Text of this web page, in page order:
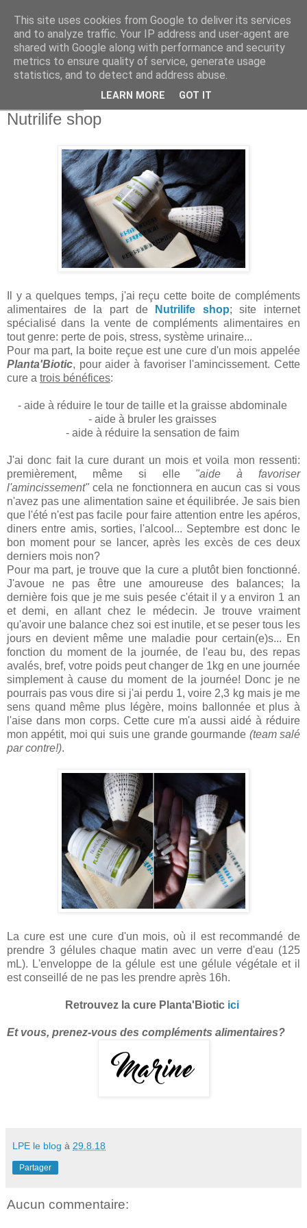
Nutrilife shop
Il y a quelques temps, j'ai reçu cette boite de compléments
alimentaires de la part de
Nutrilife shop; site internet
spécialisé dans la vente de compléments alimentaires en
tout genre: perte de pois, stress, système urinaire...
Pour ma part, la boite reçue est une cure d'un mois appelée
Planta'Biotic, pour aider à favoriser l'amincissement. Cette
cure a trois bénéfices:
- aide à réduire le tour de taille et la graisse abdominale
- aide à bruler les graisses
- aide à réduire la sensation de faim
J'ai donc fait la cure durant un mois et voila mon ressenti:
premièrement, même si elle "aide à favoriser
l'amincissement" cela ne fonctionnera en aucun cas si vous
n'avez pas une alimentation saine et équilibrée. Je sais bien
que l'été n'est pas facile pour faire attention entre les apéros,
diners entre amis, sorties, l'alcool... Septembre est donc le
bon moment pour se lancer, après les excès de ces deux
derniers mois non?
Pour ma part, je trouve que la cure a plutôt bien fonctionné.
J'avoue ne pas être une amoureuse des balances; la
dernière fois que je me suis pesée c'était il y a environ 1 an
et demi, en allant chez le médecin. Je trouve vraiment
qu'avoir une balance chez soi est inutile, et se peser tous les
jours en devient même une maladie pour certain(e)s... En
fonction du moment de la journée, de l'eau bu, des repas
avalés, bref, votre poids peut changer de 1kg en une journée
simplement à cause du moment de la journée! Donc je ne
pourrais pas vous dire si j'ai perdu 1, voire 2,3 kg mais je me
sens quand même plus légère, moins ballonnée et plus à
l'aise dans mon corps. Cette cure m'a aussi aidé à réduire
mon appétit, moi qui suis une grande gourmande (team salé
par contre!).
La cure est une cure d'un mois, où il est recommandé de
prendre 3 gélules chaque matin avec un verre d'eau (125
mL). L'enveloppe de la gélule est une gélule végétale et il
est conseillé de ne pas les prendre après 16h.
Retrouvez la cure Planta'Biotic ici
Et vous, prenez-vous des compléments alimentaires?
LPE le blog à 29.8.18
Partager
Aucun commentaire:
This site uses cookies from Google to deliver its services
and to analyze traffic. Your IP address and user-agent are
shared with Google along with performance and security
metrics to ensure quality of service, generate usage
statistics, and to detect and address abuse.
LEARN MORE GOT IT